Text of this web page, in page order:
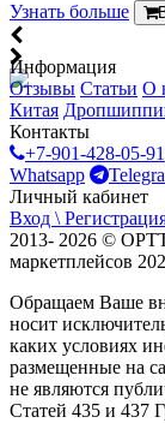
Узнать больше
Информация
Отзывы Статьи О
Китая
Контакты
+7-901-428-05-91
Whatsapp
Личный кабинет
Вход \
2013- 2026 ©
маркетплейсов
Обращаем Ваше
носит
каких условиях
размещенные на
не являются
Статей 435 и 437